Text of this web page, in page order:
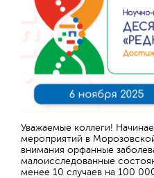
Уважаемые коллеги!
мероприятий в
внимания орфанные
малоисследованные
менее 10 случаев на 100